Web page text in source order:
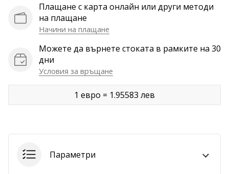
Покажи
всички
статии
Плащане с карта онлайн или други методи
на плащане
Начини на плащане
Можете да върнете стоката в рамките на 30
дни
Условия за връщане
1 евро = 1.95583 лев
Параметри